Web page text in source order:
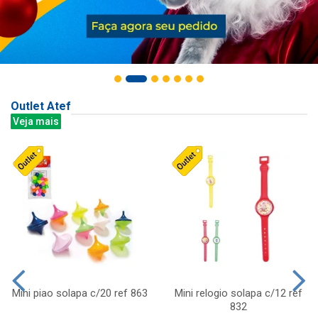
Outlet Atef
Veja mais
Mini piao solapa c/20 ref 863
Mini relogio solapa c/12 ref
832